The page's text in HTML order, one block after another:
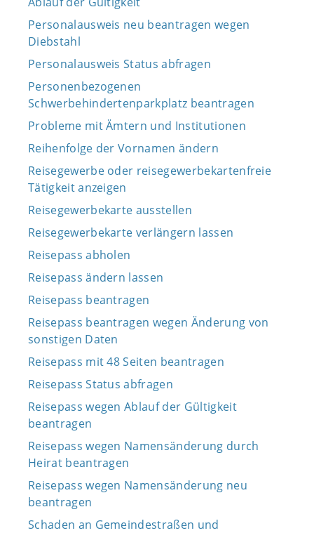
Personalausweis neu beantragen wegen
Diebstahl
Personalausweis Status abfragen
Personenbezogenen
Schwerbehindertenparkplatz beantragen
Probleme mit Ämtern und Institutionen
Reihenfolge der Vornamen ändern
Reisegewerbe oder reisegewerbekartenfreie
Tätigkeit anzeigen
Reisegewerbekarte ausstellen
Reisegewerbekarte verlängern lassen
Reisepass abholen
Reisepass ändern lassen
Reisepass beantragen
Reisepass beantragen wegen Änderung von
sonstigen Daten
Reisepass mit 48 Seiten beantragen
Reisepass Status abfragen
Reisepass wegen Ablauf der Gültigkeit
beantragen
Reisepass wegen Namensänderung durch
Heirat beantragen
Reisepass wegen Namensänderung neu
beantragen
Schaden an Gemeindestraßen und